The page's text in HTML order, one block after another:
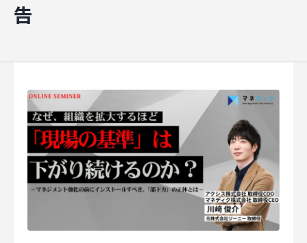
SERVICE
AXXISのサービス
マジキャリ
すべらないキャリアエージェント
告